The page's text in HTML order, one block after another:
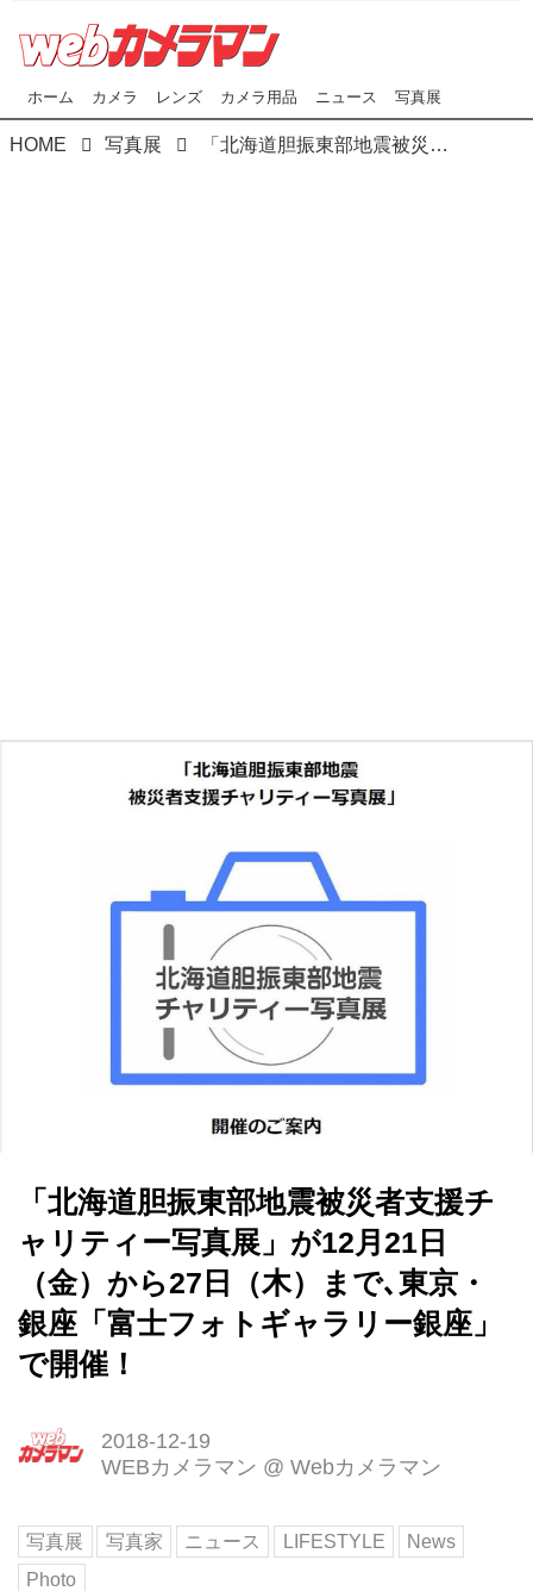
ホーム カメラ レンズ カメラ用品 ニュース 写真展
HOME 写真展 「北海道胆振東部地震被災者支援チャリティー写真展」が12月21日（金）から27日（木）まで､東京・銀座「富士フォトギャラリー銀座」で開催！
「北海道胆振東部地震被災者支援チ
ャリティー写真展」が12月21日
（金）から27日（木）まで､東京・
銀座「富士フォトギャラリー銀座」
で開催！
2018-12-19
WEBカメラマン @ Webカメラマン
写真展 写真家 ニュース LIFESTYLE
News
Photo